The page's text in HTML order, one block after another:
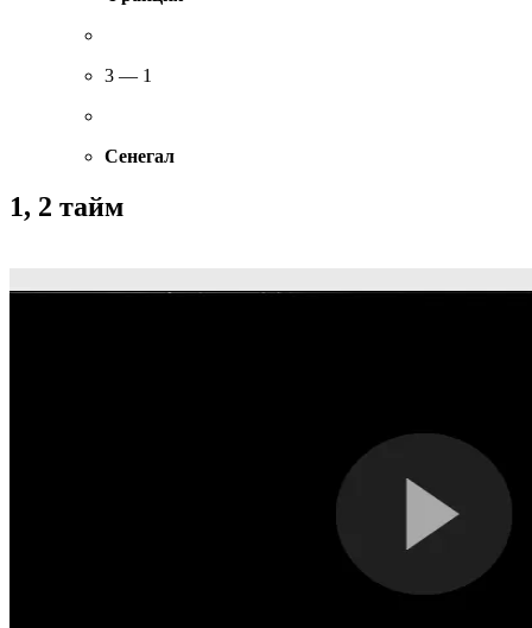
3 — 1
Сенегал
1, 2 тайм